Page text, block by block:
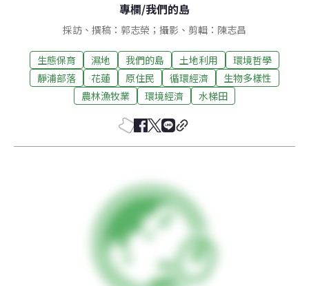
專欄/我們的島
採訪、撰稿：郭志榮；攝影、剪輯：陳志昌
生態保育 濕地 我們的島 土地利用
環境哲學
靜浦部落
花蓮 原住民 循環經濟
生物多樣性
農林漁牧業
環境經濟 水梯田